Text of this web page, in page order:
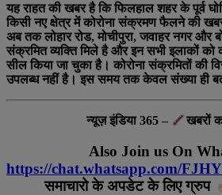
यह राहत की खबर है कि फिलहाल शहर के पूर्व
किसी नए क्षेत्र में कोरोना संक्रमण फैलने की
अब तक लोहार रोड, मोचीपुरा, जवाहर नगर और
संक्रमित व्यक्ति मिले है और इन सभी इलाकों को
सील किया जा चुका है। कोरोना संक्रमितों की
उपलब्ध नहीं है। इस समय तक केवल संख्या ही
न्यूज़ इंडिया 365 – खबरों
Also Join us On
https://chat.whatsapp.com/
समाचारो के अपडेट के लिए ग्रुप